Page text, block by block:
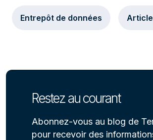
Entrepôt de données
Restez au courant
Abonnez-vous au blog de
pour recevoir des